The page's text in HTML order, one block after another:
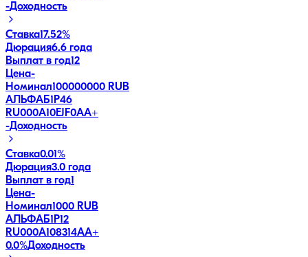
-Доходность
Ставка17.52%
Дюрация6.6 года
Выплат в год12
Цена-
Номинал100000000 RUB
АЛЬФАБ1Р46
RU000A10EJF0AA+
-Доходность
Ставка0.01%
Дюрация3.0 года
Выплат в год1
Цена-
Номинал1000 RUB
АЛЬФАБ1Р12
RU000A108314AA+
0.0%Доходность